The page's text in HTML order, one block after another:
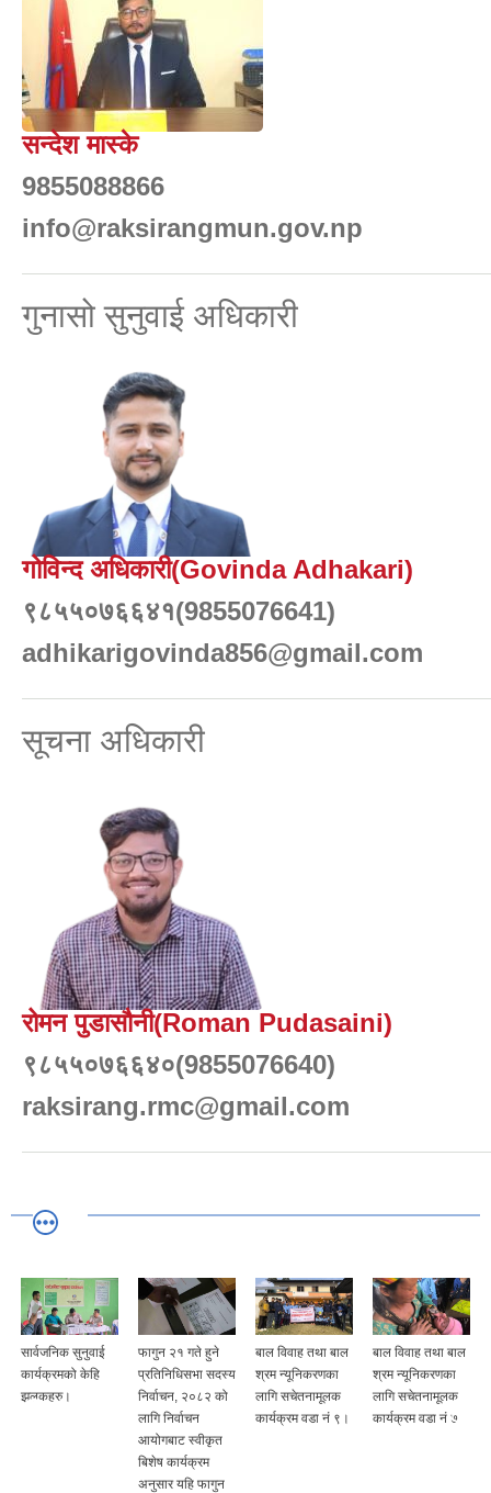
सन्देश मास्के
9855088866
info@raksirangmun.gov.np
गुनासो सुनुवाई अधिकारी
गोविन्द अधिकारी(Govinda Adhakari)
९८५५०७६६४१(9855076641)
adhikarigovinda856@gmail.com
सूचना अधिकारी
रोमन पुडासौनी(Roman Pudasaini)
९८५५०७६६४०(9855076640)
raksirang.rmc@gmail.com
सार्वजनिक सुनुवाई
कार्यक्रमको केहि
झलकहरु।
फागुन २१ गते हुने
प्रतिनिधिसभा सदस्य
निर्वाचन, २०८२ को
लागि निर्वाचन
आयोगबाट स्वीकृत
बिशेष कार्यक्रम
अनुसार यहि फागुन
बाल विवाह तथा बाल
श्रम न्यूनिकरणका
लागि सचेतनामूलक
कार्यक्रम वडा नं ९।
बाल विवाह तथा बाल
श्रम न्यूनिकरणका
लागि सचेतनामूलक
कार्यक्रम वडा नं ७